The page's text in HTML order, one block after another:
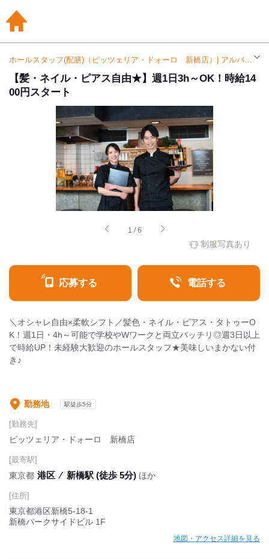
ホールスタッフ(配膳)（ピッツェリア・ドォーロ 新橋店）| アルバイト・パート求人（新橋駅）
【髪・ネイル・ピアス自由★】週1日3h～OK！時給14
00円スタート
1 /6
制服写真あり
応募する 電話する
＼オシャレ自由×柔軟シフト／髪色・ネイル・ピアス・タトゥーO
K！週1日・4h～可能で学校やWワークと両立バッチリ◎週3日以上
で時給UP！未経験大歓迎のホールスタッフ★美味しいまかない付
き♪
勤務地 駅徒歩5分
[勤務先]
ピッツェリア・ドォーロ 新橋店
[最寄駅]
東京都 港区 ⁄ 新橋駅 (徒歩 5分) ほか
[住所]
東京都港区新橋5-18-1
新橋パークサイドビル 1F
地図・アクセス詳細を見る